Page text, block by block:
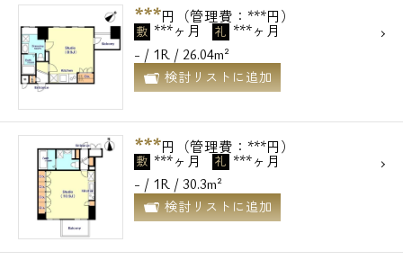
***円（管理費：***円）
敷 ***ヶ月 礼 ***ヶ月
- / 1R / 26.04m²
検討リストに追加
***円（管理費：***円）
敷 ***ヶ月 礼 ***ヶ月
- / 1R / 30.3m²
検討リストに追加